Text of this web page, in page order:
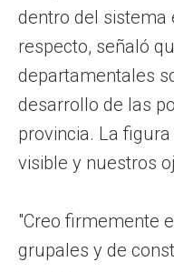
dentro del sistema
respecto, señaló
departamentales
desarrollo de las
provincia. La
visible y nuestros
"Creo firmemente
grupales y de